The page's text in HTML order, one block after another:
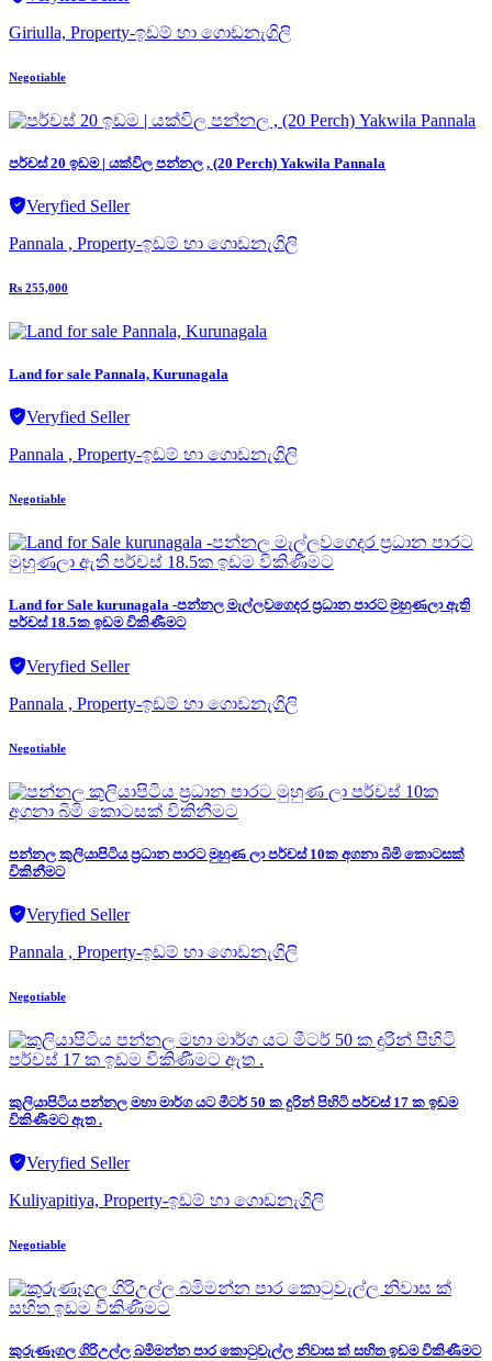
Giriulla, Property-ඉඩම් හා ගොඩනැගිලි
Negotiable
පර්චස් 20 ඉඩම | යක්විල පන්නල , (20 Perch) Yakwila Pannala
Veryfied Seller
Pannala , Property-ඉඩම් හා ගොඩනැගිලි
Rs 255,000
Land for sale Pannala, Kurunagala
Veryfied Seller
Pannala , Property-ඉඩම් හා ගොඩනැගිලි
Negotiable
Land for Sale kurunagala -පන්නල මැල්ලවගෙදර ප්‍රධාන පාරට මුහුණලා ඇති
පර්චස් 18.5ක ඉඩම විකිණීමට
Veryfied Seller
Pannala , Property-ඉඩම් හා ගොඩනැගිලි
Negotiable
පන්නල කුලියාපිටිය ප්‍රධාන පාරට මුහුණ ලා පර්චස් 10ක අගනා බිමි කොටසක්
විකිනීමට
Veryfied Seller
Pannala , Property-ඉඩම් හා ගොඩනැගිලි
Negotiable
කුලියාපිටිය පන්නල මහා මාර්ග යට මීටර් 50 ක දුරින් පිහිටි පර්චස් 17 ක ඉඩම
විකිණීමට ඇත .
Veryfied Seller
Kuliyapitiya, Property-ඉඩම් හා ගොඩනැගිලි
Negotiable
කුරුණෑගල ගිරිඋල්ල බමිමන්න පාර කොටුවැල්ල නිවාස ක් සහිත ඉඩම විකිණීමට